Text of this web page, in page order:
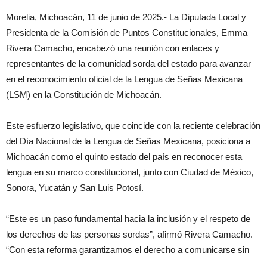
Morelia, Michoacán, 11 de junio de 2025.- La Diputada Local y
Presidenta de la Comisión de Puntos Constitucionales, Emma
Rivera Camacho, encabezó una reunión con enlaces y
representantes de la comunidad sorda del estado para avanzar
en el reconocimiento oficial de la Lengua de Señas Mexicana
(LSM) en la Constitución de Michoacán.
Este esfuerzo legislativo, que coincide con la reciente celebración
del Día Nacional de la Lengua de Señas Mexicana, posiciona a
Michoacán como el quinto estado del país en reconocer esta
lengua en su marco constitucional, junto con Ciudad de México,
Sonora, Yucatán y San Luis Potosí.
“Este es un paso fundamental hacia la inclusión y el respeto de
los derechos de las personas sordas”, afirmó Rivera Camacho.
“Con esta reforma garantizamos el derecho a comunicarse sin